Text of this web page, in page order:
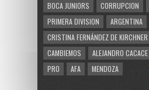
BOCA JUNIORS
CORRUPCION
PRIMERA DIVISION
ARGENTINA
CRISTINA FERNÁNDEZ DE KIRCHNER
CAMBIEMOS
ALEJANDRO CACACE
PRO
AFA MENDOZA